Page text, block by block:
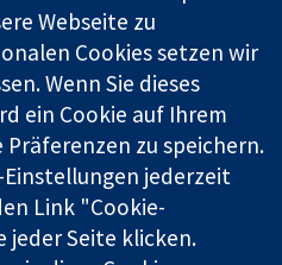
Cochrane
Library
eine gemeinützige Organisation
in Wales als eine Gesellschaft
registriert.
GB 718 2127 49.
Webseite zu
Cookies setzen wir
Wenn Sie dieses
ein Cookie auf Ihrem
zu speichern.
jederzeit
Link "Cookie-
jeder Seite klicken.